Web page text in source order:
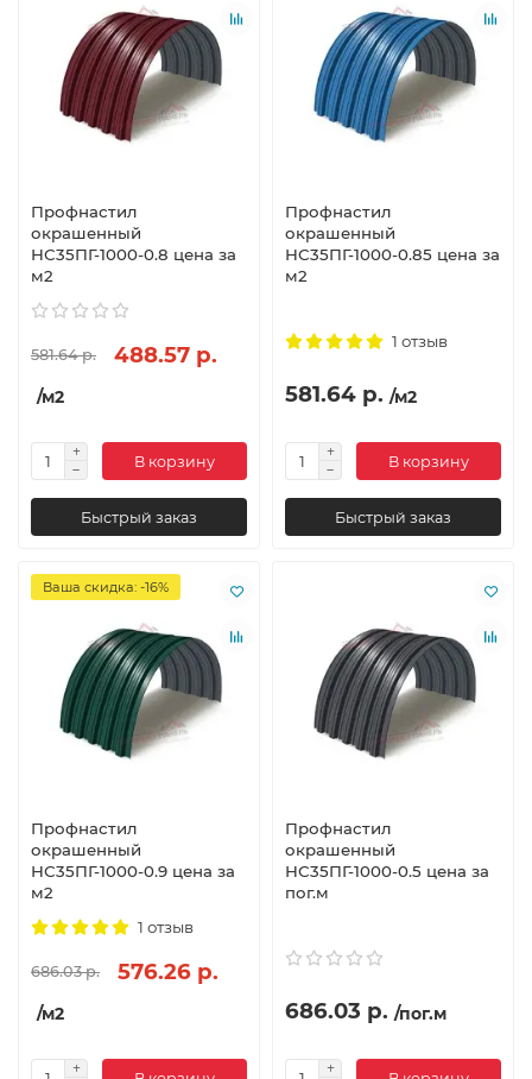
Профнастил
окрашенный
НС35ПГ-1000-0.8 цена за
м2
581.64 р. 488.57 р.
/м2
В корзину
Быстрый заказ
Профнастил
окрашенный
НС35ПГ-1000-0.85 цена за
м2
1 отзыв
581.64 р. /м2
В корзину
Быстрый заказ
Ваша скидка: -16%
Профнастил
окрашенный
НС35ПГ-1000-0.9 цена за
м2
1 отзыв
686.03 р. 576.26 р.
/м2
Профнастил
окрашенный
НС35ПГ-1000-0.5 цена за
пог.м
686.03 р. /пог.м